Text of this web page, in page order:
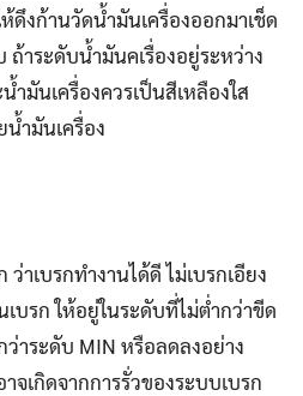
ดึงก้านวัดน้ำมันเครื่องออกมาเช็ด
าระดับน้ำมันคเรื่องอยู่ระหว่าง
มันเครื่องควรเป็นสีเหลืองใส
ำมันเครื่อง
าเบรกทำงานได้ดี ไม่เบรกเอียง
บรก ให้อยู่ในระดับที่ไม่ต่ำกว่าขีด
าระดับ MIN หรือลดลงอย่าง
จเกิดจากการรั่วของระบบเบรก